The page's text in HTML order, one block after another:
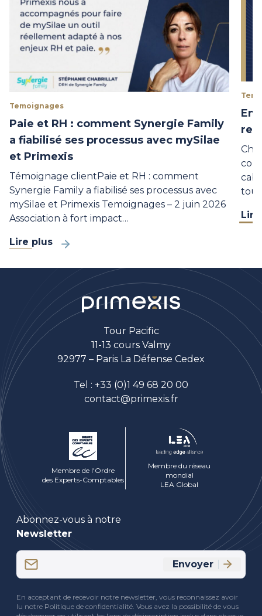
Temoignages
Paie et RH : comment Synergie Family
a fiabilisé ses processus avec mySilae
et Primexis
Témoignage clientPaie et RH : comment
Synergie Family a fiabilisé ses processus avec
mySilae et Primexis Temoignages – 2 juin 2026
Association à fort impact…
Lire plus
tout
Tour Pacific
11-13 cours Valmy
92977 – Paris La Défense Cedex
Tel : +33 (0)1 49 68 20 00
contact@primexis.fr
Membre de l'Ordre
des Experts-Comptables
Membre du réseau
mondial
LEA Global
Abonnez-vous à notre
Newsletter
CAPTCHA
Envoyer
En acceptant de recevoir notre newsletter, vous reconnaissez avoir
lu notre Politique de confidentialité. Vous avez la possibilité de vous